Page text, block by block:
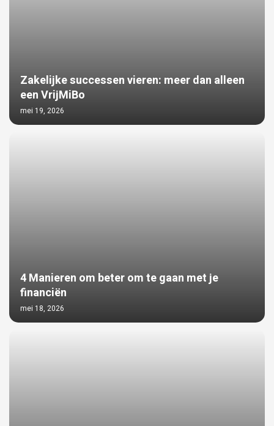
Zakelijke successen vieren: meer dan alleen
een VrijMiBo
mei 19, 2026
4 Manieren om beter om te gaan met je
financiën
mei 18, 2026